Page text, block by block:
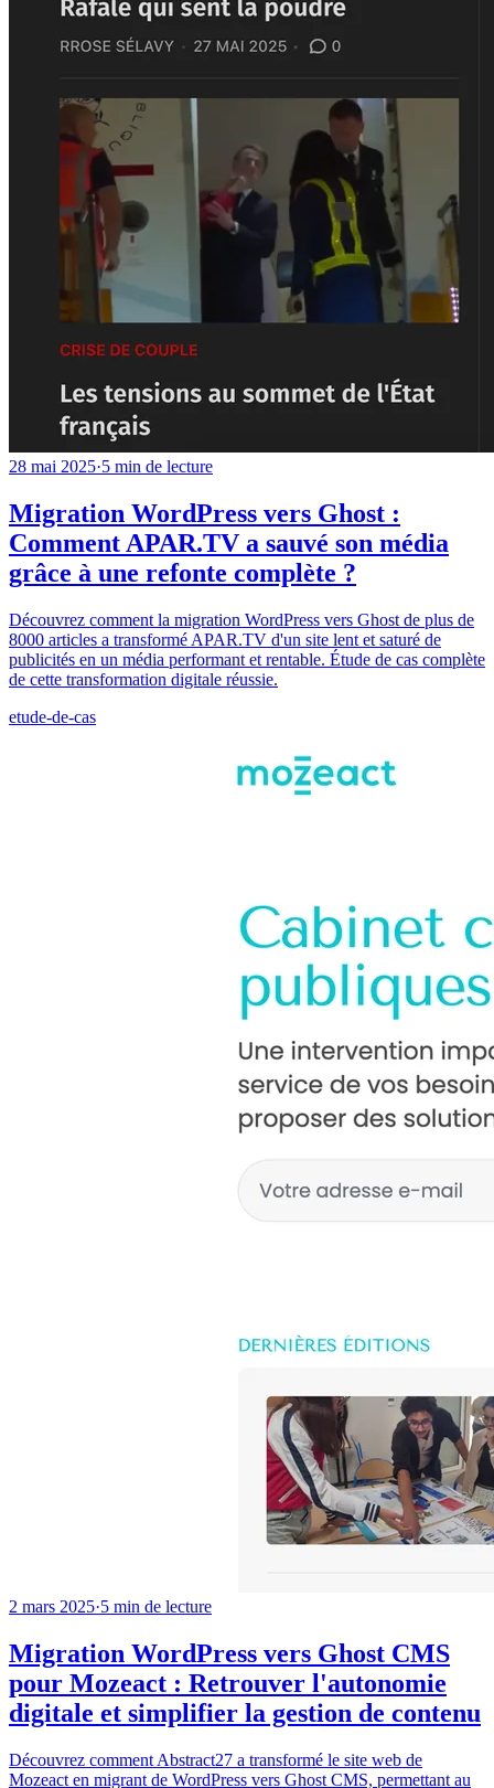
28 mai 2025·5 min de lecture
Migration WordPress vers Ghost :
Comment APAR.TV a sauvé son média
grâce à une refonte complète ?
Découvrez comment la migration WordPress vers Ghost de plus de
8000 articles a transformé APAR.TV d'un site lent et saturé de
publicités en un média performant et rentable. Étude de cas complète
de cette transformation digitale réussie.
etude-de-cas
2 mars 2025·5 min de lecture
Migration WordPress vers Ghost CMS
pour Mozeact : Retrouver l'autonomie
digitale et simplifier la gestion de contenu
Découvrez comment Abstract27 a transformé le site web de
Mozeact en migrant de WordPress vers Ghost CMS, permettant au